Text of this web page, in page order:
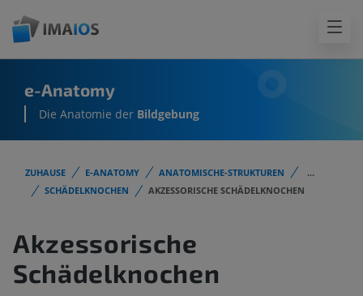
e-Anatomy
Die Anatomie der Bildgebung
ZUHAUSE E-ANATOMY ANATOMISCHE-STRUKTUREN
...
SCHÄDELKNOCHEN
AKZESSORISCHE SCHÄDELKNOCHEN
Akzessorische
Schädelknochen